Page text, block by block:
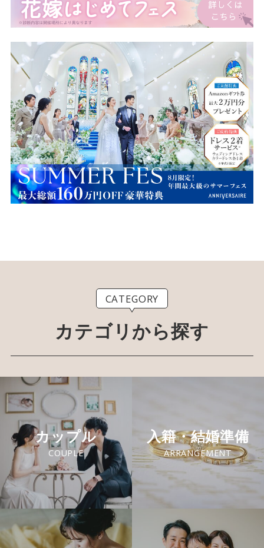
CATEGORY
カテゴリから探す
カップル
COUPLE
入籍・結婚準備
ARRANGEMENT